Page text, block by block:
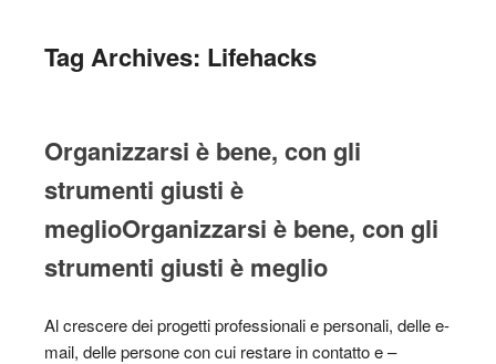
Tag Archives: Lifehacks
Organizzarsi è bene, con gli
strumenti giusti è
meglioOrganizzarsi è bene, con gli
strumenti giusti è meglio
Al crescere dei progetti professionali e personali, delle e-
mail, delle persone con cui restare in contatto e –